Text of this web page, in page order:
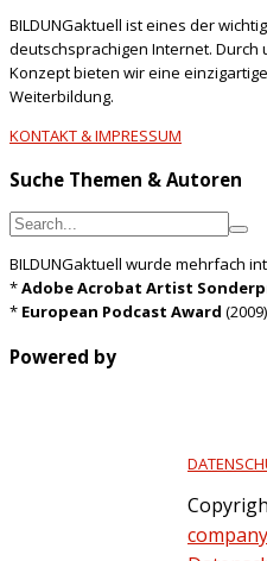
BILDUNGaktuell ist eines der
deutschsprachigen Internet. Durch
Konzept bieten wir eine
Weiterbildung.
KONTAKT & IMPRESSUM
Suche Themen & Autoren
BILDUNGaktuell wurde mehrfach
*Adobe Acrobat Artist
* European Podcast Award (2009)
Powered by
company